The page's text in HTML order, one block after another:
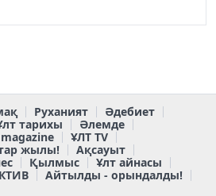
Руханият
Әдебиет
тарихы
Әлемде
ҰЛТ TV
жылы!
Ақсауыт
Қылмыс
Ұлт айнасы
Айтылды - орындалды!